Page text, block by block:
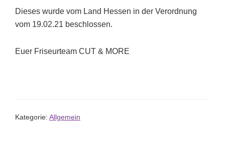
Dieses wurde vom Land Hessen in der Verordnung
vom 19.02.21 beschlossen.
Euer Friseurteam CUT & MORE
Kategorie: Allgemein